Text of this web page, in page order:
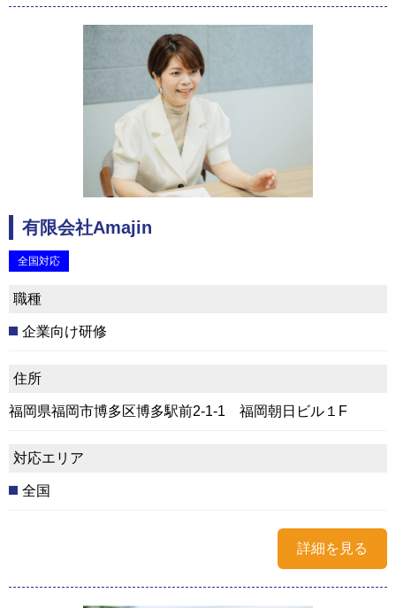
有限会社Amajin
全国対応
職種
企業向け研修
住所
福岡県福岡市博多区博多駅前2-1-1 福岡朝日ビル１F
対応エリア
全国
詳細を見る